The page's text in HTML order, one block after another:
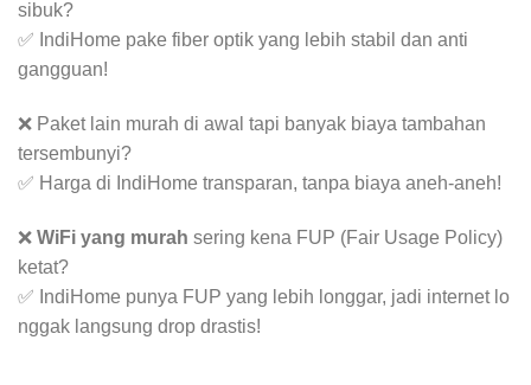
sibuk?
✅ IndiHome pake fiber optik yang lebih stabil dan anti
gangguan!
❌ Paket lain murah di awal tapi banyak biaya tambahan
tersembunyi?
✅ Harga di IndiHome transparan, tanpa biaya aneh-aneh!
❌ WiFi yang murah sering kena FUP (Fair Usage Policy)
ketat?
✅ IndiHome punya FUP yang lebih longgar, jadi internet lo
nggak langsung drop drastis!